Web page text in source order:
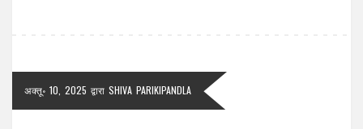
अक्तू॰ 10, 2025 द्वारा SHIVA PARIKIPANDLA